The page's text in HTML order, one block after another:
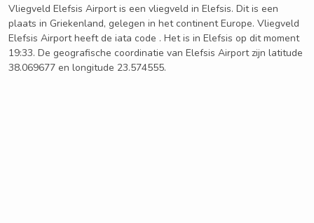
Vliegveld Elefsis Airport is een vliegveld in Elefsis. Dit is een
plaats in Griekenland, gelegen in het continent Europe. Vliegveld
Elefsis Airport heeft de iata code . Het is in Elefsis op dit moment
19:33. De geografische coordinatie van Elefsis Airport zijn latitude
38.069677 en longitude 23.574555.